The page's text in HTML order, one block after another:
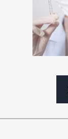
Анталия